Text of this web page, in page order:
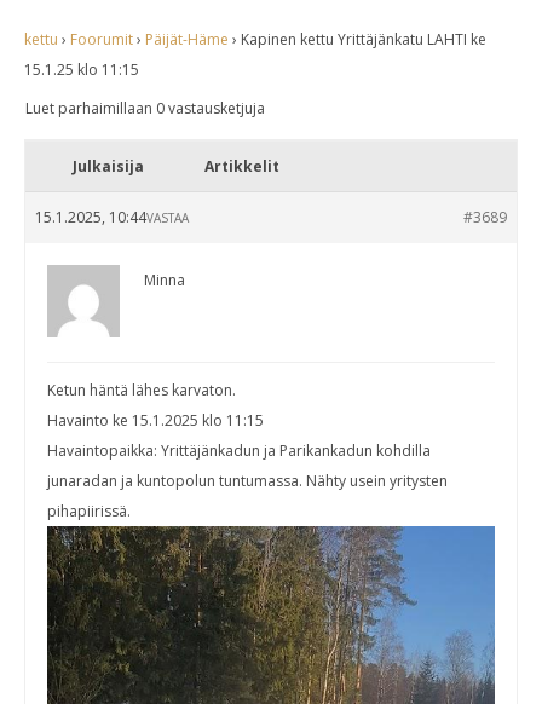
kettu › Foorumit› Päijät-Häme › Kapinen kettu Yrittäjänkatu LAHTI ke
15.1.25 klo 11:15
Luet parhaimillaan 0 vastausketjuja
Julkaisija Artikkelit
15.1.2025, 10:44 #3689
VASTAA
Minna
Ketun häntä lähes karvaton.
Havainto ke 15.1.2025 klo 11:15
Havaintopaikka: Yrittäjänkadun ja Parikankadun kohdilla
junaradan ja kuntopolun tuntumassa. Nähty usein yritysten
pihapiirissä.